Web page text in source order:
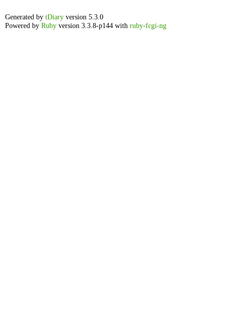
Generated by tDiary version 5.3.0
Powered by Ruby version 3.3.8-p144 with ruby-fcgi-ng